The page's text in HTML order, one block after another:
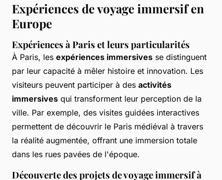
Expériences de voyage immersif en
Europe
Expériences à Paris et leurs particularités
À Paris, les expériences immersives se distinguent
par leur capacité à mêler histoire et innovation. Les
visiteurs peuvent participer à des activités
immersives qui transforment leur perception de la
ville. Par exemple, des visites guidées interactives
permettent de découvrir le Paris médiéval à travers
la réalité augmentée, offrant une immersion totale
dans les rues pavées de l'époque.
Découverte des projets de voyage immersif à